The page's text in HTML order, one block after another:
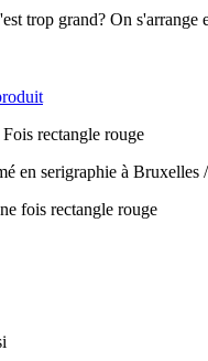
trop grand? On s'arrange
rectangle rouge
en serigraphie à Bruxelles
fois rectangle rouge